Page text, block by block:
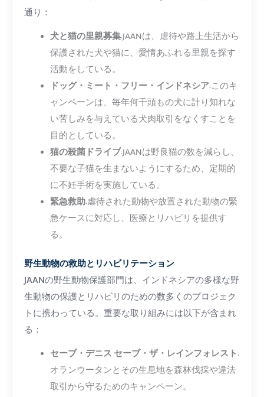
通り：
犬と猫の里親募集:JAANは、虐待や路上生活から
保護された犬や猫に、愛情あふれる里親を探す
活動をしている。
ドッグ・ミート・フリー・インドネシア:このキ
ャンペーンは、毎年何千頭もの犬に計り知れな
い苦しみを与えている犬肉取引をなくすことを
目的としている。
猫の殺菌ドライブ:JAANは野良猫の数を減らし、
不要な子猫を生まないようにするため、定期的
に不妊手術を実施している。
緊急救助:虐待された動物や放置された動物の緊
急ケースに対応し、医療とリハビリを提供す
る。
野生動物の救助とリハビリテーション
JAANの野生動物保護部門は、インドネシアの多様な野
生動物の保護とリハビリのための数多くのプロジェク
トに携わっている。重要な取り組みには以下が含まれ
る：
セーブ・デニス セーブ・ザ・レインフォレスト:
オランウータンとその生息地を森林伐採や違法
取引から守るためのキャンペーン。